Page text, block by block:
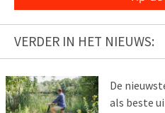
VERDER IN HET NIEUWS:
De
als beste